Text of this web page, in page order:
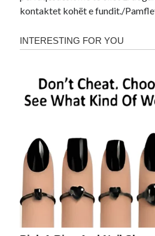
kontaktet kohët e fundit./